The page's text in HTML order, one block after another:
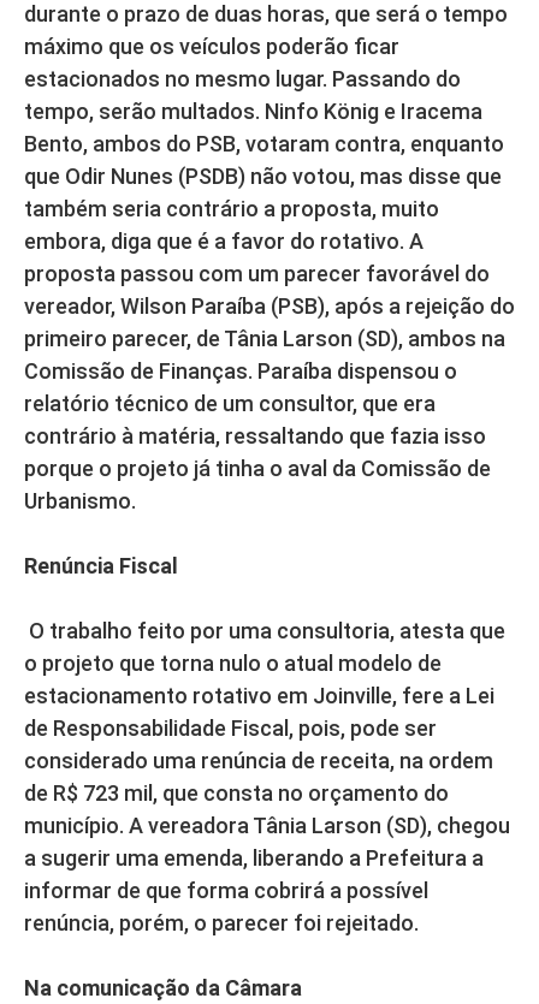
durante o prazo de duas horas, que será o tempo
máximo que os veículos poderão ficar
estacionados no mesmo lugar. Passando do
tempo, serão multados. Ninfo König e Iracema
Bento, ambos do PSB, votaram contra, enquanto
que Odir Nunes (PSDB) não votou, mas disse que
também seria contrário a proposta, muito
embora, diga que é a favor do rotativo. A
proposta passou com um parecer favorável do
vereador, Wilson Paraíba (PSB), após a rejeição do
primeiro parecer, de Tânia Larson (SD), ambos na
Comissão de Finanças. Paraíba dispensou o
relatório técnico de um consultor, que era
contrário à matéria, ressaltando que fazia isso
porque o projeto já tinha o aval da Comissão de
Urbanismo.
Renúncia Fiscal
O trabalho feito por uma consultoria, atesta que
o projeto que torna nulo o atual modelo de
estacionamento rotativo em Joinville, fere a Lei
de Responsabilidade Fiscal, pois, pode ser
considerado uma renúncia de receita, na ordem
de R$ 723 mil, que consta no orçamento do
município. A vereadora Tânia Larson (SD), chegou
a sugerir uma emenda, liberando a Prefeitura a
informar de que forma cobrirá a possível
renúncia, porém, o parecer foi rejeitado.
Na comunicação da Câmara